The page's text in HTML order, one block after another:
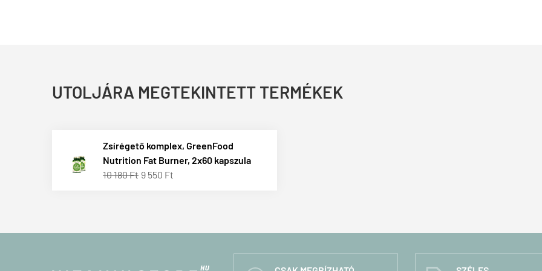
UTOLJÁRA MEGTEKINTETT TERMÉKEK
Zsírégető komplex, GreenFood
Nutrition Fat Burner, 2x60 kapszula
10 180 Ft 9 550 Ft